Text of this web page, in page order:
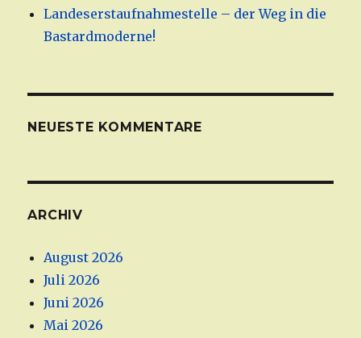
Landeserstaufnahmestelle – der Weg in die
Bastardmoderne!
NEUESTE KOMMENTARE
ARCHIV
August 2026
Juli 2026
Juni 2026
Mai 2026